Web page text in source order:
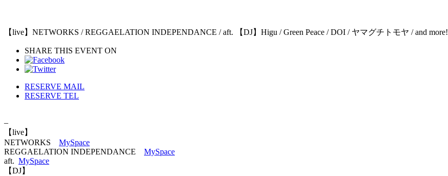
【live】NETWORKS / REGGAELATION INDEPENDANCE / aft. 【DJ】Higu / Green Peace / DOI / ヤマグチトモヤ / and more!
SHARE THIS EVENT ON
RESERVE MAIL
RESERVE TEL
–
【live】
NETWORKS MySpace
REGGAELATION INDEPENDANCE MySpace
aft. MySpace
【DJ】